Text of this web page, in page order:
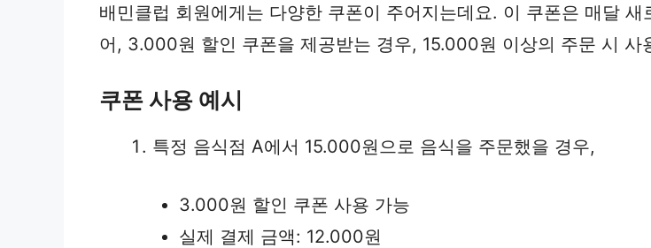
배민클럽 회원에게는 다양한 쿠폰이 주어지는데요. 이 쿠폰은 매달
어, 3.000원 할인 쿠폰을 제공받는 경우, 15.000원 이상의 주문 시 사
쿠폰 사용 예시
특정 음식점 A에서 15.000원으로 음식을 주문했을 경우,
3.000원 할인 쿠폰 사용 가능
실제 결제 금액: 12.000원